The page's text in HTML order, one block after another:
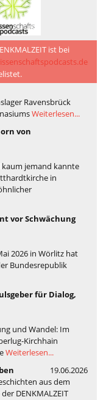
©
ist bei
Ravensbrück
Weiterlesen...
von
jemand kannte
in
vor Schwächung
2026 in Wörlitz hat
Bundesrepublik
für Dialog,
und Wandel: Im
Kirchhain
Weiterlesen...
19.06.2026
aus dem
DENKMALZEIT